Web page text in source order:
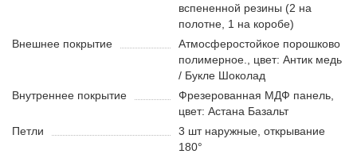
вспененной резины (2 на
полотне, 1 на коробе)
Внешнее покрытие
Атмосферостойкое порошково
полимерное., цвет: Антик медь
/ Букле Шоколад
Внутреннее покрытие
Фрезерованная МДФ панель,
цвет: Астана Базальт
Петли
3 шт наружные, открывание
180°